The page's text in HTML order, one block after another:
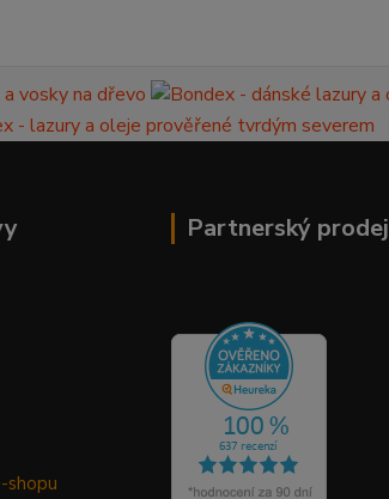
Partnerský prodej